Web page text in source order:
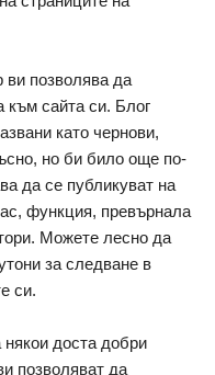
позволява да
към сайта си. Блог
като чернови,
но би било още по-
да се публикуват на
функция, превърнала
Можете лесно да
за следване в
си.
доста добри
позволяват да